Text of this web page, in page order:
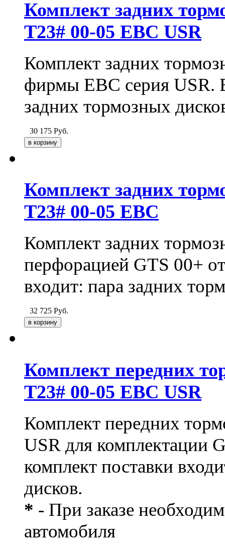
Комплект задних
T23# 00-05 EBC USR
Комплект задних
фирмы EBC серия USR.
задних тормозных
30 175 Руб.
Комплект задних
T23# 00-05 EBC
Комплект задних
перфорацией GTS 00+
входит: пара задних
32 725 Руб.
Комплект передних
T23# 00-05 EBC USR
Комплект передних
USR для комплектации
комплект поставки
дисков.
* - При заказе
автомобиля